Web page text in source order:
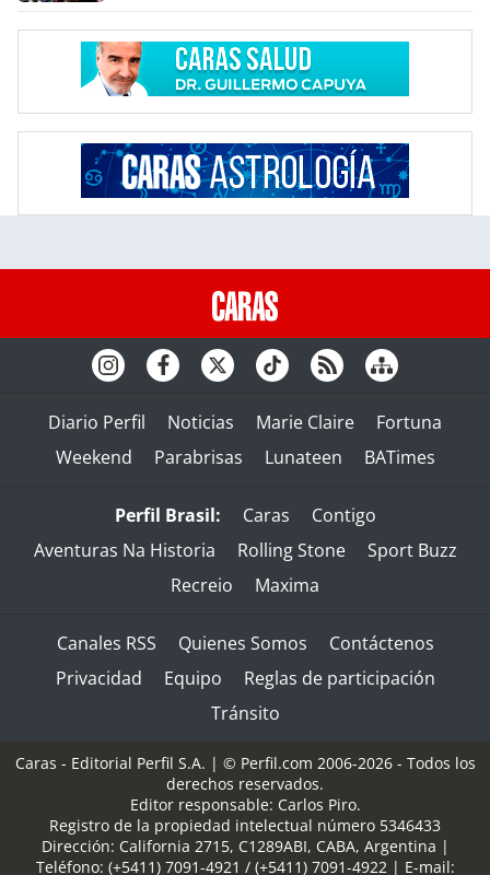
Diario Perfil Noticias Marie Claire
Fortuna
Weekend
Parabrisas Lunateen BATimes
Perfil Brasil: Caras
Contigo
Aventuras Na Historia
Rolling Stone
Sport Buzz
Recreio
Maxima
Canales RSS Quienes Somos
Contáctenos
Privacidad
Equipo
Reglas de participación
Tránsito
Caras - Editorial Perfil S.A. | © Perfil.com 2006-2026 - Todos los
derechos reservados.
Editor responsable: Carlos Piro.
Registro de la propiedad intelectual número 5346433
Dirección: California 2715, C1289ABI, CABA, Argentina |
Teléfono: (+5411) 7091-4921 / (+5411) 7091-4922 | E-mail: